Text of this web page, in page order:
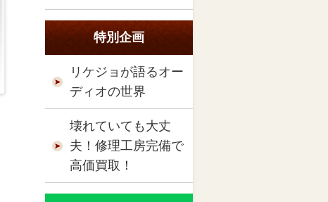
特別企画
リケジョが語るオー
ディオの世界
壊れていても大丈
夫！修理工房完備で
高価買取！